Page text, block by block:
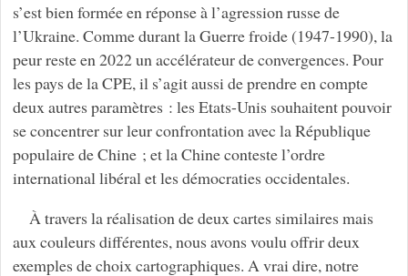
s’est bien formée en réponse à l’agression russe de
l’Ukraine. Comme durant la Guerre froide (1947-1990), la
peur reste en 2022 un accélérateur de convergences. Pour
les pays de la CPE, il s’agit aussi de prendre en compte
deux autres paramètres : les Etats-Unis souhaitent pouvoir
se concentrer sur leur confrontation avec la République
populaire de Chine ; et la Chine conteste l’ordre
international libéral et les démocraties occidentales.
À travers la réalisation de deux cartes similaires mais
aux couleurs différentes, nous avons voulu offrir deux
exemples de choix cartographiques. A vrai dire, notre